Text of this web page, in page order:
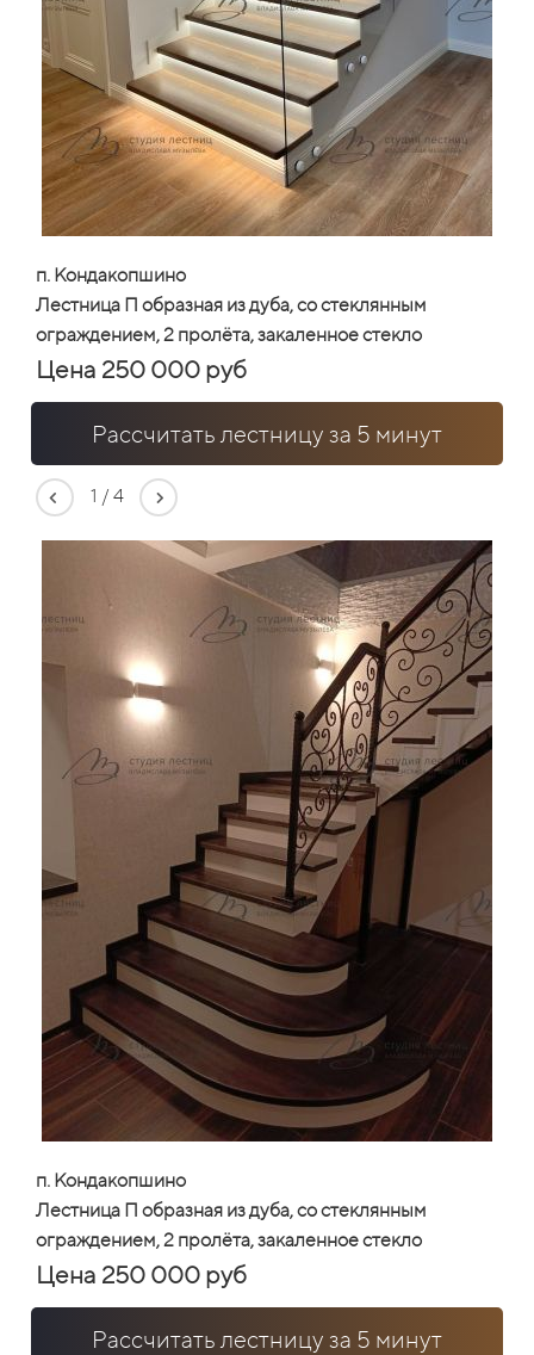
п. Кондакопшино
Лестница П образная из дуба, со стеклянным
ограждением, 2 пролёта, закаленное стекло
Цена 250 000 руб
Рассчитать лестницу за 5 минут
1 / 4
п. Кондакопшино
Лестница П образная из дуба, со стеклянным
ограждением, 2 пролёта, закаленное стекло
Цена 250 000 руб
Рассчитать лестницу за 5 минут